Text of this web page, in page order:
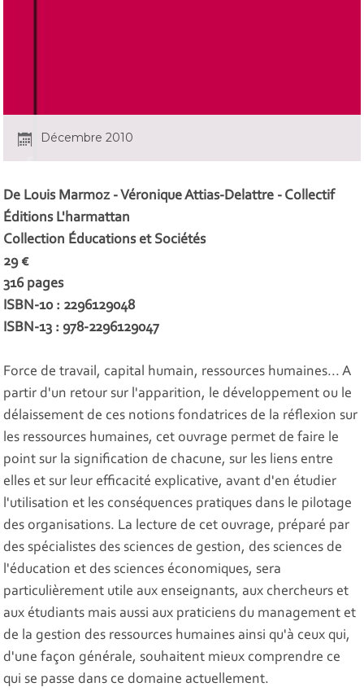
Décembre 2010
De Louis Marmoz - Véronique Attias-Delattre - Collectif
Éditions L'harmattan
Collection Éducations et Sociétés
29 €
316 pages
ISBN-10 : 2296129048
ISBN-13 : 978-2296129047
Force de travail, capital humain, ressources humaines... A
partir d'un retour sur l'apparition, le développement ou le
délaissement de ces notions fondatrices de la réflexion sur
les ressources humaines, cet ouvrage permet de faire le
point sur la signification de chacune, sur les liens entre
elles et sur leur efficacité explicative, avant d'en étudier
l'utilisation et les conséquences pratiques dans le pilotage
des organisations. La lecture de cet ouvrage, préparé par
des spécialistes des sciences de gestion, des sciences de
l'éducation et des sciences économiques, sera
particulièrement utile aux enseignants, aux chercheurs et
aux étudiants mais aussi aux praticiens du management et
de la gestion des ressources humaines ainsi qu'à ceux qui,
d'une façon générale, souhaitent mieux comprendre ce
qui se passe dans ce domaine actuellement.